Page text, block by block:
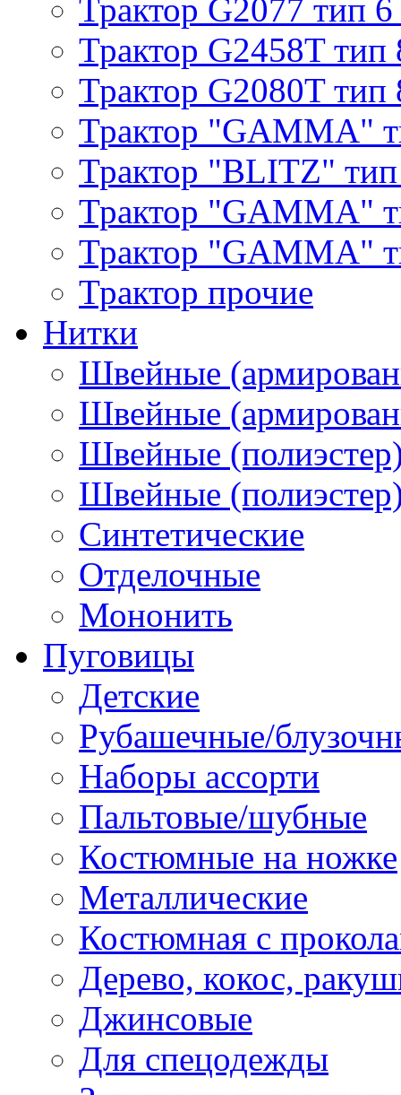
Трактор G2077 тип 6
Трактор G2458T тип
Трактор G2080T тип
Трактор "GAMMA"
Трактор "BLITZ"
Трактор "GAMMA"
Трактор "GAMMA"
Трактор прочие
Нитки
Швейные
Швейные
Швейные
Швейные
Синтетические
Отделочные
Мононить
Пуговицы
Детские
Рубашечные/
Наборы ассорти
Пальтовые/шубные
Костюмные на ножке
Металлические
Костюмная с
Дерево, кокос,
Джинсовые
Для спецодежды